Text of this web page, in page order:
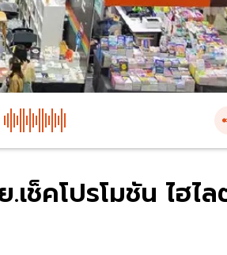
ช็คโปรโมชัน ไฮไ